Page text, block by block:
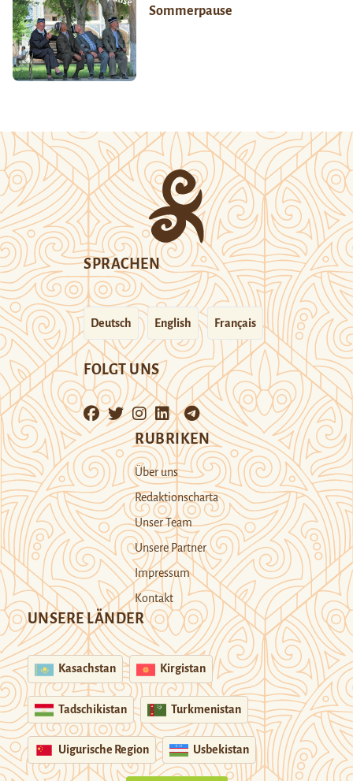
Sommerpause
SPRACHEN
Deutsch English Français
FOLGT UNS
RUBRIKEN
Über uns
Redaktionscharta
Unser Team
Unsere Partner
Impressum
Kontakt
UNSERE LÄNDER
Kasachstan Kirgistan
Tadschikistan Turkmenistan
Uigurische Region Usbekistan